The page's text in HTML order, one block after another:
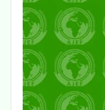
AJEF-
Poursuivre la